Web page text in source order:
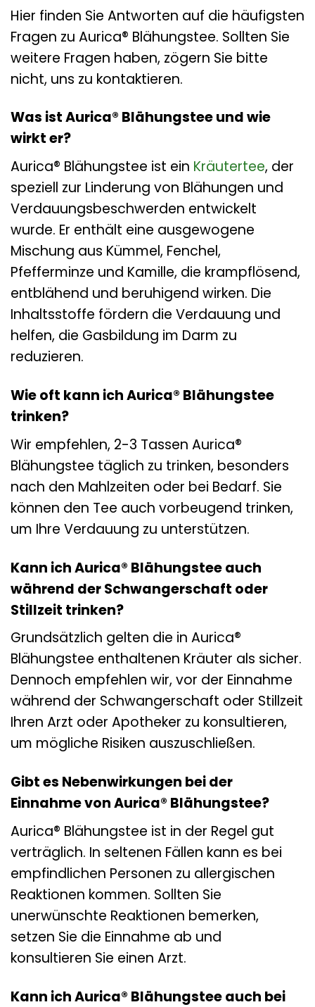
Hier finden Sie Antworten auf die häufigsten
Fragen zu Aurica® Blähungstee. Sollten Sie
weitere Fragen haben, zögern Sie bitte
nicht, uns zu kontaktieren.
Was ist Aurica® Blähungstee und wie
wirkt er?
Aurica® Blähungstee ist ein Kräutertee, der
speziell zur Linderung von Blähungen und
Verdauungsbeschwerden entwickelt
wurde. Er enthält eine ausgewogene
Mischung aus Kümmel, Fenchel,
Pfefferminze und Kamille, die krampflösend,
entblähend und beruhigend wirken. Die
Inhaltsstoffe fördern die Verdauung und
helfen, die Gasbildung im Darm zu
reduzieren.
Wie oft kann ich Aurica® Blähungstee
trinken?
Wir empfehlen, 2-3 Tassen Aurica®
Blähungstee täglich zu trinken, besonders
nach den Mahlzeiten oder bei Bedarf. Sie
können den Tee auch vorbeugend trinken,
um Ihre Verdauung zu unterstützen.
Kann ich Aurica® Blähungstee auch
während der Schwangerschaft oder
Stillzeit trinken?
Grundsätzlich gelten die in Aurica®
Blähungstee enthaltenen Kräuter als sicher.
Dennoch empfehlen wir, vor der Einnahme
während der Schwangerschaft oder Stillzeit
Ihren Arzt oder Apotheker zu konsultieren,
um mögliche Risiken auszuschließen.
Gibt es Nebenwirkungen bei der
Einnahme von Aurica® Blähungstee?
Aurica® Blähungstee ist in der Regel gut
verträglich. In seltenen Fällen kann es bei
empfindlichen Personen zu allergischen
Reaktionen kommen. Sollten Sie
unerwünschte Reaktionen bemerken,
setzen Sie die Einnahme ab und
konsultieren Sie einen Arzt.
Kann ich Aurica® Blähungstee auch bei